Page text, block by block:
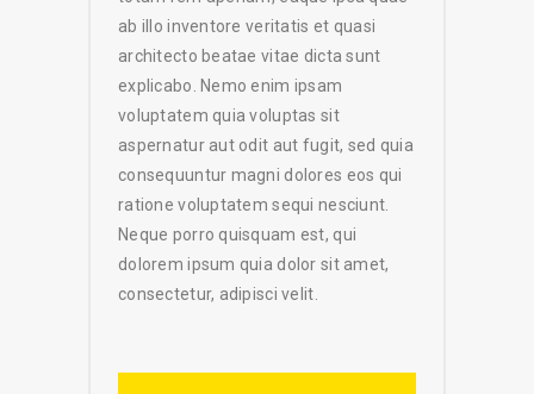
ab illo inventore veritatis et quasi
architecto beatae vitae dicta sunt
explicabo. Nemo enim ipsam
voluptatem quia voluptas sit
aspernatur aut odit aut fugit, sed quia
consequuntur magni dolores eos qui
ratione voluptatem sequi nesciunt.
Neque porro quisquam est, qui
dolorem ipsum quia dolor sit amet,
consectetur, adipisci velit.